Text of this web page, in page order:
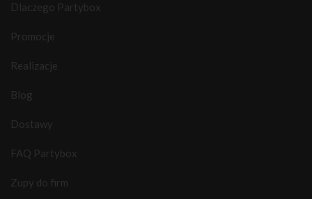
Dlaczego Partybox
Promocje
Realizacje
Blog
Dostawy
FAQ Partybox
Zupy do firm